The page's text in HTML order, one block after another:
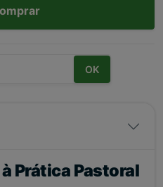
OK
Prática Pastoral